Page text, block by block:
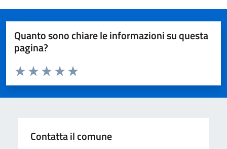
Quanto sono chiare le informazioni su questa
pagina?
Domanda
Valuta da 1 a 5 stelle la pagina
Valuta 5 stelle su 5
Valuta 4 stelle su 5
Valuta 3 stelle su 5
Valuta 2 stelle su 5
Valuta 1 stelle su 5
Contatta il comune